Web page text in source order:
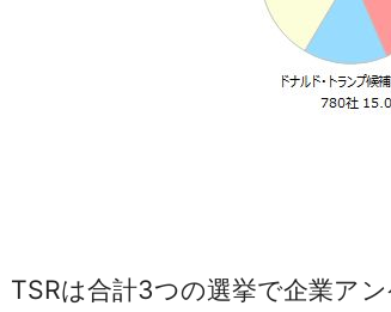
TSRは合計3つの選挙で企業ア